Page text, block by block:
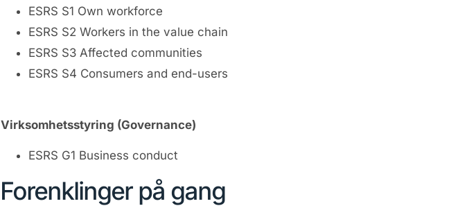
ESRS S1 Own workforce
ESRS S2 Workers in the value chain
ESRS S3 Affected communities
ESRS S4 Consumers and end-users
Virksomhetsstyring (Governance)
ESRS G1 Business conduct
Forenklinger på gang